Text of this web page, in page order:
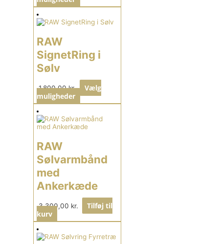
RAW
SignetRing i
Sølv
1.800,00kr.
Vælg
muligheder
RAW
Sølvarmbånd
med
Ankerkæde
3.300,00 kr.
Tilføj til
kurv